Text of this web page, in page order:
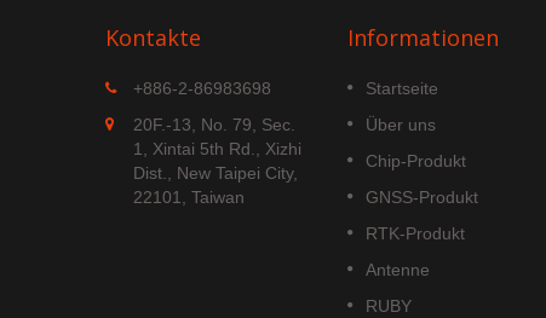
Kontakte
+886-2-86983698
20F.-13, No. 79, Sec.
1, Xintai 5th Rd., Xizhi
Dist., New Taipei City,
22101, Taiwan
Informationen
Startseite
Über uns
Chip-Produkt
GNSS-Produkt
RTK-Produkt
Antenne
RUBY
MGS-1513-52Q
MGS-1513-52Q ist ein
komplettes, eigenständiges
Multi-Frequenz-GNSS-Smart-
Antennenmodul, das eine
GNSS-Empfängerschaltungen
AG3352Q-Plattform...